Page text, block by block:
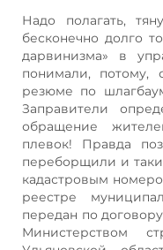
Надо полагать,
бесконечно долго
дарвинизма» в
понимали, потому,
резюме по
Заправители
обращение
плевок! Правда
переборщили и таки
кадастровым
реестре
передан по
Министерством